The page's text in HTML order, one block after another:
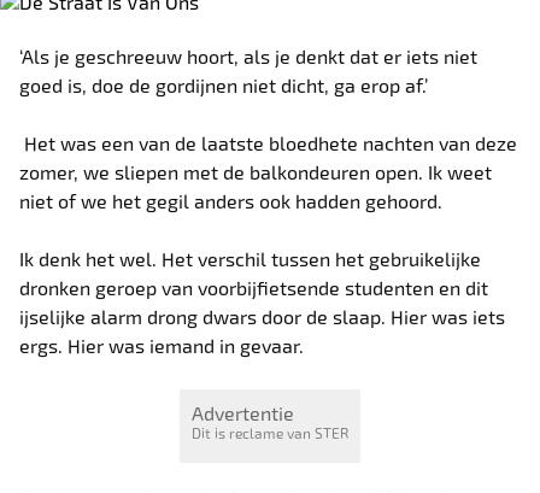
‘Als je geschreeuw hoort, als je denkt dat er iets niet
goed is, doe de gordijnen niet dicht, ga erop af.’
Het was een van de laatste bloedhete nachten van deze
zomer, we sliepen met de balkondeuren open. Ik weet
niet of we het gegil anders ook hadden gehoord.
Ik denk het wel. Het verschil tussen het gebruikelijke
dronken geroep van voorbijfietsende studenten en dit
ijselijke alarm drong dwars door de slaap. Hier was iets
ergs. Hier was iemand in gevaar.
Advertentie
Dit is reclame van STER